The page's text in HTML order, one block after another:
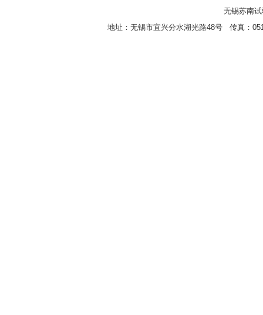
无锡苏南
地址：无锡市宜兴分水湖光路48号 传真：